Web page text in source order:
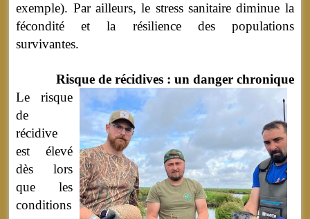
exemple). Par ailleurs, le stress sanitaire diminue la
fécondité et la résilience des populations
survivantes.
Risque de récidives : un danger chronique
Le risque
de
récidive
est élevé
dès lors
que les
conditions